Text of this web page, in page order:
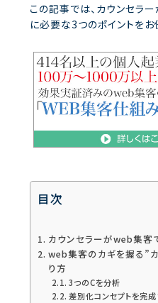
この記事では、カウンセラ
に必要な3つのポイントをお
目次
カウンセラーがweb集客
web集客のカギを握る”
り方
3つのCを分析
差別化コンセプトを完成